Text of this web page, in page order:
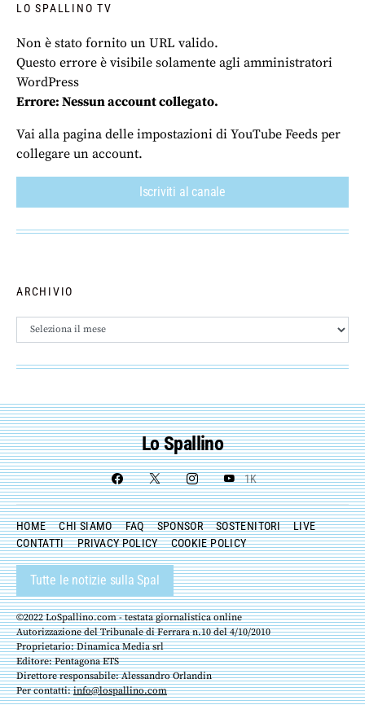
LO SPALLINO TV
Non è stato fornito un URL valido.
Questo errore è visibile solamente agli amministratori
WordPress
Errore: Nessun account collegato.
Vai alla pagina delle impostazioni di YouTube Feeds per
collegare un account.
Iscriviti al canale
ARCHIVIO
Archivio
Lo Spallino
1K
HOME CHI SIAMO FAQ SPONSOR SOSTENITORI
LIVE
CONTATTI
PRIVACY POLICY COOKIE POLICY
Tutte le notizie sulla Spal
©2022 LoSpallino.com - testata giornalistica online
Autorizzazione del Tribunale di Ferrara n.10 del 4/10/2010
Proprietario: Dinamica Media srl
Editore: Pentagona ETS
Direttore responsabile: Alessandro Orlandin
Per contatti:info@lospallino.com